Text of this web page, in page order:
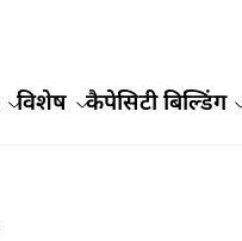
विशेष कैपेसिटी बिल्डिंग